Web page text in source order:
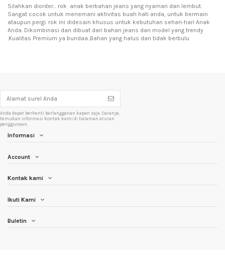
Silahkan diorder... rok anak berbahan jeans yang nyaman dan lembut.
Sangat cocok untuk menemani aktivitas buah hati anda, untuk bermain
ataupun pergi. rok ini didesain khusus untuk kebutuhan sehari-hari Anak
Anda. Dikombinasi dan dibuat dari bahan jeans dan model yang trendy
.Kualitas Premium ya bundaa..Bahan yang halus dan tidak berbulu
Anda dapat berhenti berlangganan kapan saja. Caranya,
temukan informasi kontak kami di halaman aturan
penggunaan.
Informasi
Account
Kontak kami
Ikuti Kami
Buletin